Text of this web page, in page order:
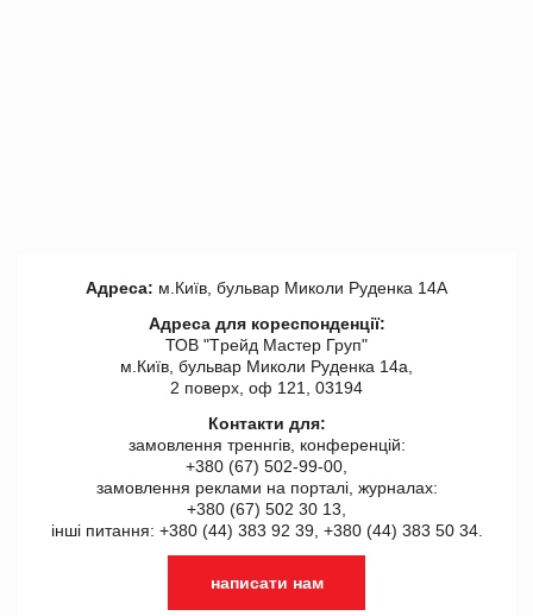
Адреса: м.Київ, бульвар Миколи Руденка 14А
Адреса для кореспонденції:
ТОВ "Tрейд Мастер Груп"
м.Київ, бульвар Миколи Руденка 14а,
2 поверх, оф 121, 03194
Контакти для:
замовлення треннгів, конференцій:
+380 (67) 502-99-00,
замовлення реклами на порталі, журналах:
+380 (67) 502 30 13,
інші питання: +380 (44) 383 92 39, +380 (44) 383 50 34.
написати нам